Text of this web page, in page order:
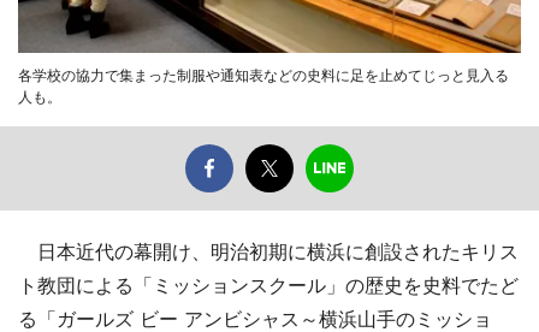
各学校の協力で集まった制服や通知表などの史料に足を止めてじっと見入る
人も。
日本近代の幕開け、明治初期に横浜に創設されたキリス
ト教団による「ミッションスクール」の歴史を史料でたど
る「ガールズ ビー アンビシャス～横浜山手のミッショ